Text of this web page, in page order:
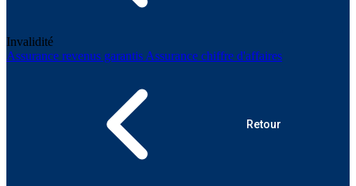
Invalidité
Assurance revenus garantis Assurance chiffre d'affaires
Retour